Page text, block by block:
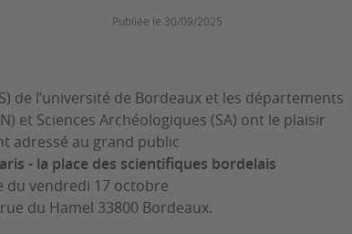
Publiée le 30/09/2025
de l’université de Bordeaux et les départements
et Sciences Archéologiques (SA) ont le plaisir
adressé au grand public
- la place des scientifiques bordelais
du vendredi 17 octobre
du Hamel 33800 Bordeaux.